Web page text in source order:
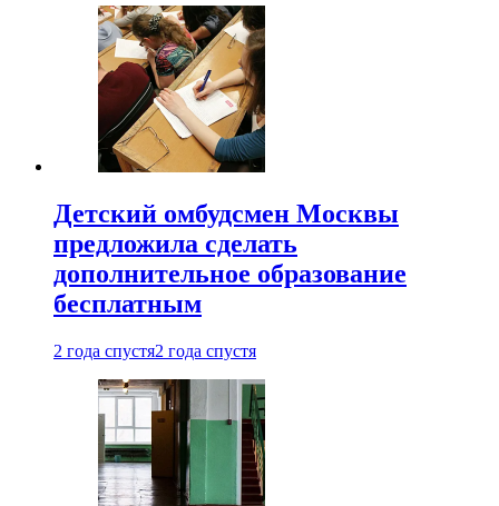
Детский омбудсмен Москвы
предложила сделать
дополнительное образование
бесплатным
2 года спустя2 года спустя